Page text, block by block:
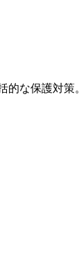
な保護対策。